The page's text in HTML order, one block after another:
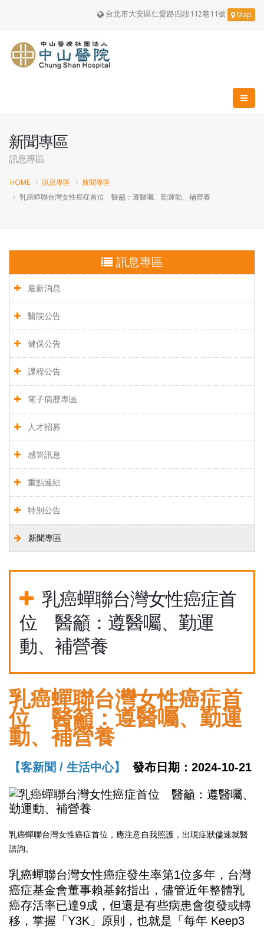
台北市大安區仁愛路四段112巷11號 Map
新聞專區
訊息專區
HOME 訊息專區
新聞專區
乳癌蟬聯台灣女性癌症首位 醫籲：遵醫囑、勤運動、補營養
訊息專區
最新消息
醫院公告
健保公告
課程公告
電子病歷專區
人才招募
感管訊息
重點連結
特別公告
新聞專區
乳癌蟬聯台灣女性癌症首
位 醫籲：遵醫囑、勤運
動、補營養
乳癌蟬聯台灣女性癌症首
位 醫籲：遵醫囑、勤運
動、補營養
【客新聞 / 生活中心】 發布日期：2024-10-21
乳癌蟬聯台灣女性癌症首位，應注意自我照護，出現症狀儘速就醫
諮詢。
乳癌蟬聯台灣女性癌症發生率第1位多年，台灣
癌症基金會董事賴基銘指出，儘管近年整體乳
癌存活率已達9成，但還是有些病患會復發或轉
移，掌握「Y3K」原則，也就是「每年 Keep3